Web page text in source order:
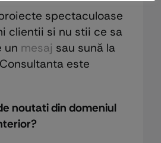
spectaculoase
clientii si nu stii ce sa
un mesaj sau sună la
este
noutati din domeniul